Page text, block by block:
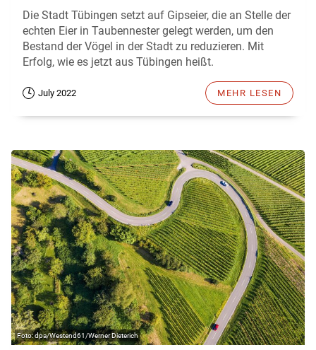
Die Stadt Tübingen setzt auf Gipseier, die an Stelle der
echten Eier in Taubennester gelegt werden, um den
Bestand der Vögel in der Stadt zu reduzieren. Mit
Erfolg, wie es jetzt aus Tübingen heißt.
July 2022 MEHR LESEN
dpa/Westend61/Werner Dieterich